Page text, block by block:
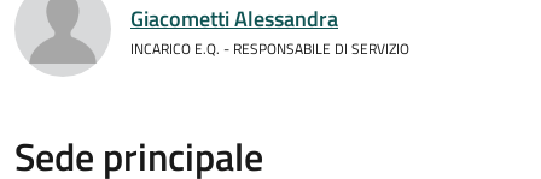
Giacometti Alessandra
INCARICO E.Q. - RESPONSABILE DI SERVIZIO
Sede principale